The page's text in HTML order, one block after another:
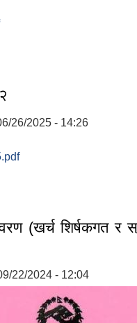
26/2025 - 14:26
(खर्च शिर्षकगत र
22/2024 - 12:04